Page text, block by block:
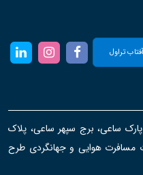
تراول
پارک ساعی، برج سپهر ساعی، پلاک
۱۰، شرکت خدمات مسافرت هوایی و جهانگردی طرح